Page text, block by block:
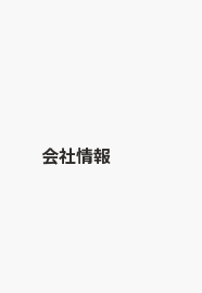
会社情報